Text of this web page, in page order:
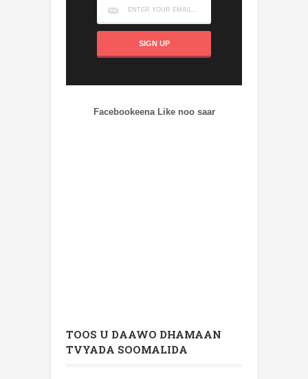
Facebookeena Like noo saar
TOOS U DAAWO DHAMAAN
TVYADA SOOMALIDA